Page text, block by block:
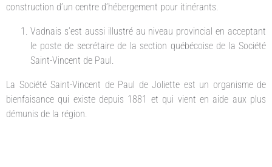
construction d’un centre d’hébergement pour itinérants.
Vadnais s’est aussi illustré au niveau provincial en acceptant
le poste de secrétaire de la section québécoise de la Société
Saint-Vincent de Paul.
La Société Saint-Vincent de Paul de Joliette est un organisme de
bienfaisance qui existe depuis 1881 et qui vient en aide aux plus
démunis de la région.